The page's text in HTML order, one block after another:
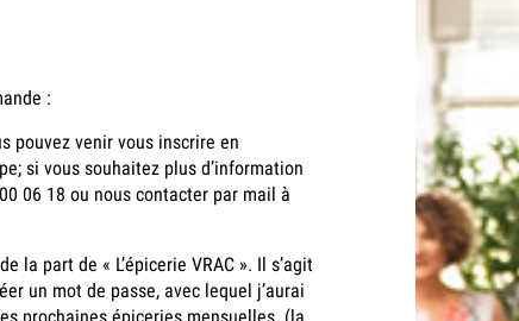
:
pouvez venir vous inscrire en
si vous souhaitez plus d’information
06 18 ou nous contacter par mail à
part de « L’épicerie VRAC ». Il s’agit
un mot de passe, avec lequel j’aurai